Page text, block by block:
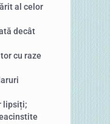
al celor
decât
cu raze
lipsiți;